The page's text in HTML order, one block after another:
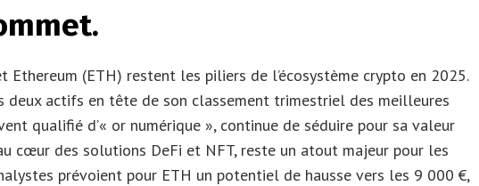
Ethereum (ETH) restent les piliers de l’écosystème crypto en 2025.
deux actifs en tête de son classement trimestriel des meilleures
qualifié d’« or numérique », continue de séduire pour sa valeur
cœur des solutions DeFi et NFT, reste un atout majeur pour les
prévoient pour ETH un potentiel de hausse vers les 9 000 €,